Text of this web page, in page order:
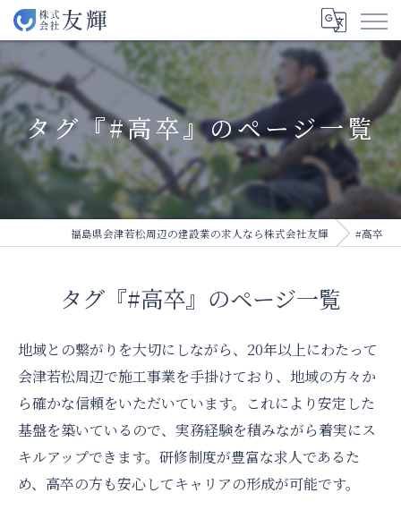
タグ『#高卒』のページ一覧
福島県会津若松周辺の建設業の求人なら株式会社友輝 #高卒
タグ『#高卒』のページ一覧
地域との繋がりを大切にしながら、20年以上にわたって
会津若松周辺で施工事業を手掛けており、地域の方々か
ら確かな信頼をいただいています。これにより安定した
基盤を築いているので、実務経験を積みながら着実にス
キルアップできます。研修制度が豊富な求人であるた
め、高卒の方も安心してキャリアの形成が可能です。